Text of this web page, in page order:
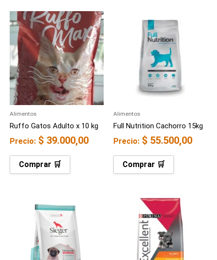
Alimentos
Ruffo Gatos Adulto x 10 kg
Precio: $ 39.000,00
Comprar 🛒
Alimentos
Full Nutrition Cachorro 15kg
Precio: $ 55.500,00
Comprar 🛒